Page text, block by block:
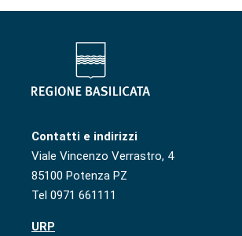
Contatti e indirizzi
Viale Vincenzo Verrastro, 4
85100 Potenza PZ
Tel 0971 661111
URP